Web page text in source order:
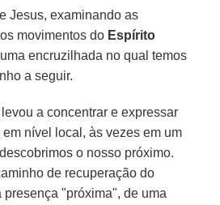
Jesus, examinando as
movimentos do Espírito
encruzilhada no qual temos
a seguir.
a concentrar e expressar
em nível local, às vezes em um
o nosso próximo.
de recuperação do
"próxima", de uma